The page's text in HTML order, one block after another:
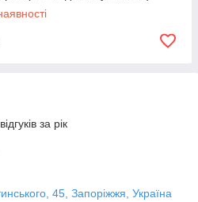
за рік
45, Запоріжжя, Україна